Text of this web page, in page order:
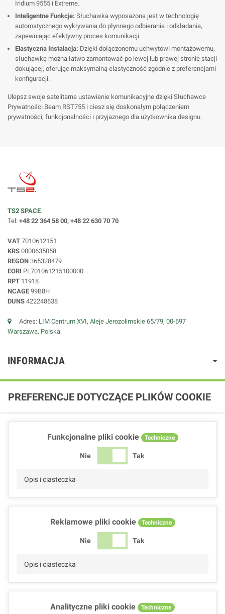
Iridium 9555 i Extreme.
Inteligentne Funkcje: Słuchawka wyposażona jest w technologię
automatycznego wykrywania do płynnego odbierania i odkładania,
zapewniając efektywny proces komunikacji.
Elastyczna Instalacja: Dzięki dołączonemu uchwytowi montażowemu,
słuchawkę można łatwo zamontować po lewej lub prawej stronie stacji
dokującej, oferując maksymalną elastyczność zgodnie z preferencjami
konfiguracji.
Ulepsz swoje satelitarne ustawienie komunikacyjne dzięki Słuchawce
Prywatności Beam RST755 i ciesz się doskonałym połączeniem
prywatności, funkcjonalności i przyjaznego dla użytkownika designu.
TS2 SPACE
Tel: +48 22 364 58 00, +48 22 630 70 70
VAT 7010612151
KRS 0000635058
REGON 365328479
EORI PL701061215100000
RPT 11918
NCAGE 99B8H
DUNS 422248638
Adres: LIM Centrum XVI, Aleje Jerozolimskie 65/79, 00-697
Warszawa, Polska
INFORMACJA
PREFERENCJE DOTYCZĄCE PLIKÓW COOKIE
Funkcjonalne pliki cookie Techniczne
Nie Tak
Opis i ciasteczka
Reklamowe pliki cookie Techniczne
Nie Tak
Opis i ciasteczka
Analityczne pliki cookie Techniczne